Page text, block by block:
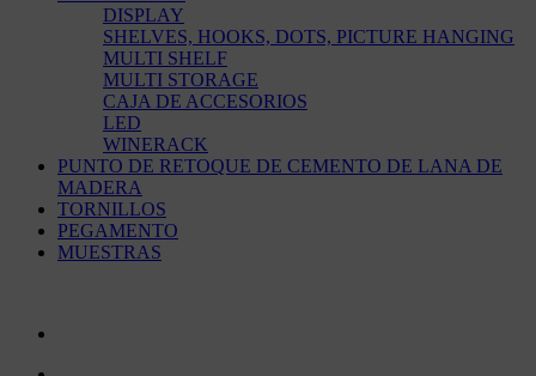
DISPLAY
SHELVES, HOOKS, DOTS, PICTURE HANGING
MULTI SHELF
MULTI STORAGE
CAJA DE ACCESORIOS
LED
WINERACK
PUNTO DE RETOQUE DE CEMENTO DE LANA DE
MADERA
TORNILLOS
PEGAMENTO
MUESTRAS